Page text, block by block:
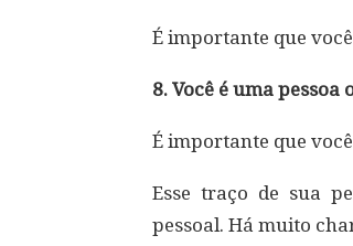
É importante que
8. Você é uma pessoa
É importante que
Esse traço de sua
pessoal. Há muito